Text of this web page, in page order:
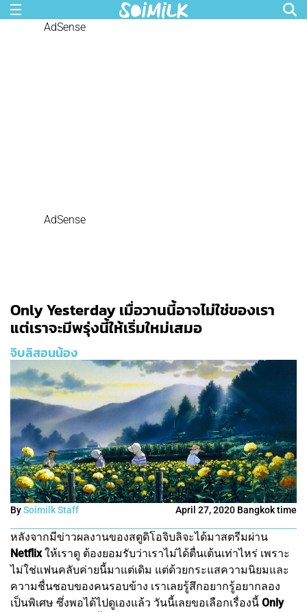
AdSense
AdSense
Only Yesterday เมื่อวานนี้อาจไม่ใช่ของเรา
แต่เราจะมีพรุ่งนี้ให้เริ่มใหม่เสมอ
จิบลิสอนน้อง
BySoimilk Staff April 27, 2020 Bangkok time
หลังจากมีข่าวผลงานของสตูดิโอจิบลิจะได้มาสตรีมผ่าน
Netflixให้เราดู ต้องยอมรับว่าเราไม่ได้ตื่นเต้นเท่าไหร่ เพราะ
ไม่ใช่แฟนคลับค่ายนี้มาแต่เดิม แต่ด้วยกระแสความนิยมและ
ความชื่นชอบของคนรอบข้าง เราเลยรู้สึกอยากรู้อยากลอง
เป็นพิเศษ ซึ่งพอได้ไปดูเองแล้ว วันนี้เลยขอเลือกเรื่องนี้ Only